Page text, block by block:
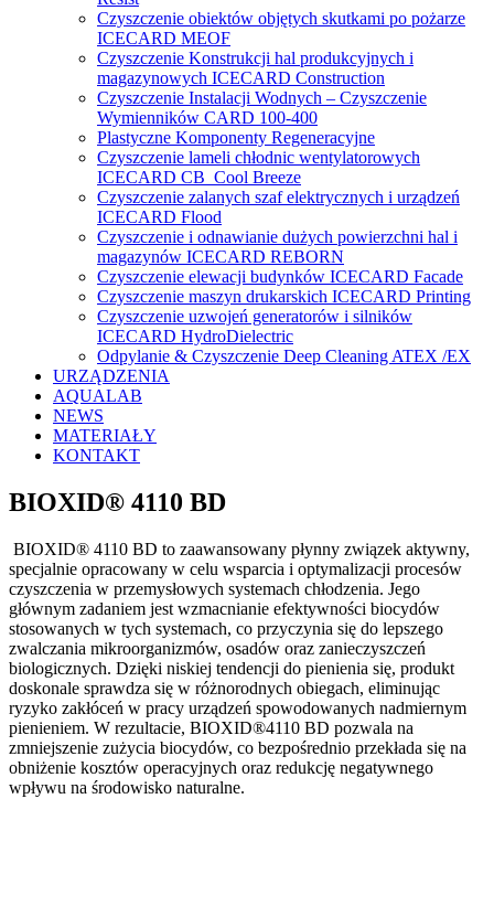
Czyszczenie obiektów objętych skutkami po pożarze
ICECARD MEOF
Czyszczenie Konstrukcji hal produkcyjnych i
magazynowych ICECARD Construction
Czyszczenie Instalacji Wodnych – Czyszczenie
Wymienników CARD 100-400
Plastyczne Komponenty Regeneracyjne
Czyszczenie lameli chłodnic wentylatorowych
ICECARD CB Cool Breeze
Czyszczenie zalanych szaf elektrycznych i urządzeń
ICECARD Flood
Czyszczenie i odnawianie dużych powierzchni hal i
magazynów ICECARD REBORN
Czyszczenie elewacji budynków ICECARD Facade
Czyszczenie maszyn drukarskich ICECARD Printing
Czyszczenie uzwojeń generatorów i silników
ICECARD HydroDielectric
Odpylanie & Czyszczenie Deep Cleaning ATEX /EX
URZĄDZENIA
AQUALAB
NEWS
MATERIAŁY
KONTAKT
BIOXID® 4110 BD
BIOXID® 4110 BD to zaawansowany płynny związek aktywny,
specjalnie opracowany w celu wsparcia i optymalizacji procesów
czyszczenia w przemysłowych systemach chłodzenia. Jego
głównym zadaniem jest wzmacnianie efektywności biocydów
stosowanych w tych systemach, co przyczynia się do lepszego
zwalczania mikroorganizmów, osadów oraz zanieczyszczeń
biologicznych. Dzięki niskiej tendencji do pienienia się, produkt
doskonale sprawdza się w różnorodnych obiegach, eliminując
ryzyko zakłóceń w pracy urządzeń spowodowanych nadmiernym
pienieniem. W rezultacie, BIOXID®4110 BD pozwala na
zmniejszenie zużycia biocydów, co bezpośrednio przekłada się na
obniżenie kosztów operacyjnych oraz redukcję negatywnego
wpływu na środowisko naturalne.